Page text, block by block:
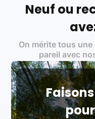
Labels
traitement des
Produits
rigoureux (80
fonction des
Respect des
référentiel
Neuf ou
On mérite tous
pareil avec